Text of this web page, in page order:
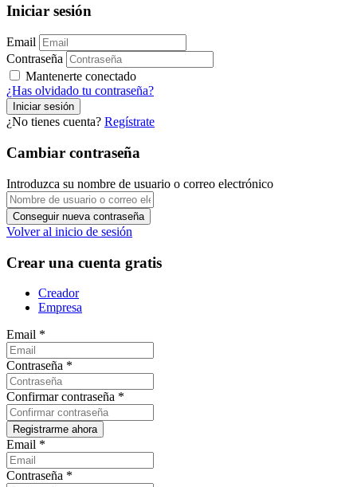
Iniciar sesión
Email
Contraseña
Mantenerte conectado
¿Has olvidado tu contraseña?
¿No tienes cuenta? Regístrate
Cambiar contraseña
Introduzca su nombre de usuario o correo electrónico
Volver al inicio de sesión
Crear una cuenta gratis
Creador
Empresa
Email *
Contraseña *
Confirmar contraseña *
Email *
Contraseña *